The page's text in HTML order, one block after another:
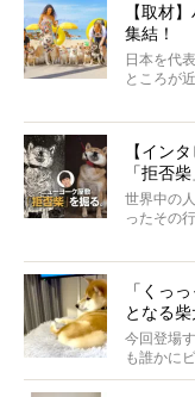
でも、い
なりにく
実際に「
主はその
今回は、
語でした。
※文章はご
※画像はす
※この記事
【取材
集結！
日本を代
ところが
な中「柴
そんな噂
きました！
【イン
「拒否
世界中の
ったその
否柴がこ
がるので
最近版画
屋敷裕政
タビュー
「くっ
となる
今回登場
も誰かに
起きたと